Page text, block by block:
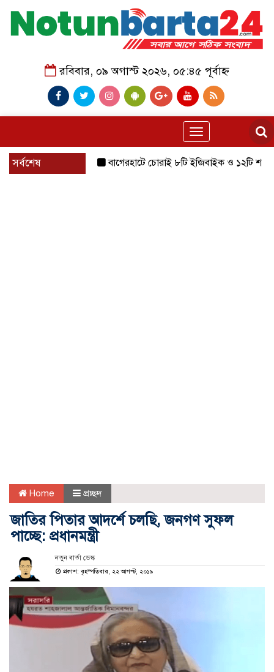
রবিবার, ০৯ অগাস্ট ২০২৬, ০৫:৪৫ পূর্বাহ্ন
Toggle
navigation
সর্বশেষ বাগেরহাটে চোরাই ৮টি ইজিবাইক ও ১২টি
Home প্রচ্ছদ
জাতির পিতার আদর্শে চলছি, জনগণ সুফল
পাচ্ছে: প্রধানমন্ত্রী
নতুন বার্তা ডেস্ক
প্রকাশ: বৃহস্পতিবার, ২২ আগস্ট, ২০১৯